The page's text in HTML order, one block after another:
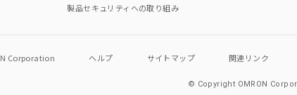
製品セキュリティへの取り組み
Corporation ヘルプ サイトマップ 関連リンク
© Copyright OMRON